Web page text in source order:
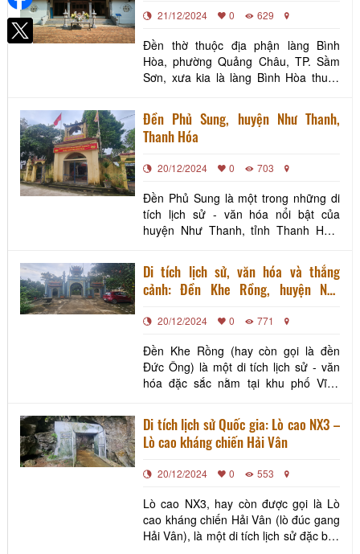
đất biển
21/12/2024 0 629
Đền thờ thuộc địa phận làng Bình
Hòa, phường Quảng Châu, TP. Sầm
Sơn, xưa kia là làng Bình Hòa thuộc
Quảng Xương, phủ Tĩnh Gia, tỉnh
Thanh Hóa Hình ảnh Đền thờ An
Dương Vương (Ảnh sưu tầm) Đền thờ
nhà vua trên đường trốn chạy
Đền Phủ Sung, huyện Như Thanh,
Thanh Hóa
20/12/2024 0 703
Đền Phủ Sung là một trong những di
tích lịch sử - văn hóa nổi bật của
huyện Như Thanh, tỉnh Thanh Hóa.
bình, ngôi đền không chỉ mang giá trị
tâm linh sâu sắc mà còn gắn liền với
lịch sử và văn hóa của vùng đất này.
Theo sử sách
Di tích lịch sử, văn hóa và thắng
cảnh: Đền Khe Rồng, huyện Như
20/12/2024 0 771
Đền Khe Rồng (hay còn gọi là đền
Đức Ông) là một di tích lịch sử - văn
hóa đặc sắc nằm tại khu phố Vĩnh
Thanh, tỉnh Thanh Hóa. Ngôi đền
được bao bọc bởi không gian thiên
nhiên hùng vĩ, tạo nên khung cảnh
tên là Khe Rồng bở
Di tích lịch sử Quốc gia: Lò cao NX3 –
Lò cao kháng chiến Hải Vân
20/12/2024 0 553
Lò cao NX3, hay còn được gọi là Lò
cao kháng chiến Hải Vân (lò đúc gang
Hải Vân), là một di tích lịch sử đặc biệt